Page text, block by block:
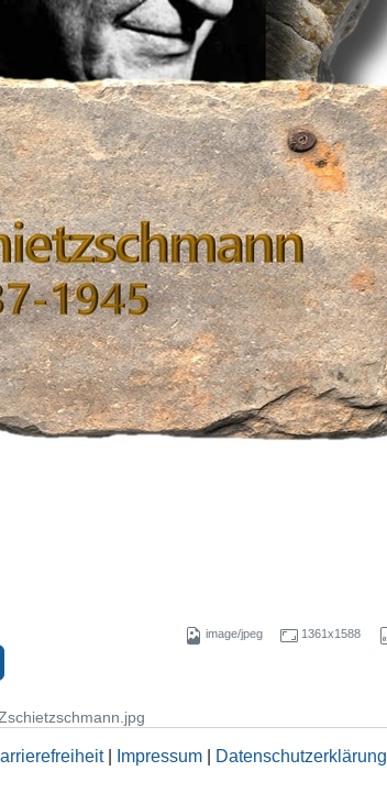
image/jpeg 1361x1588
| Impressum| Datenschutzerklärung